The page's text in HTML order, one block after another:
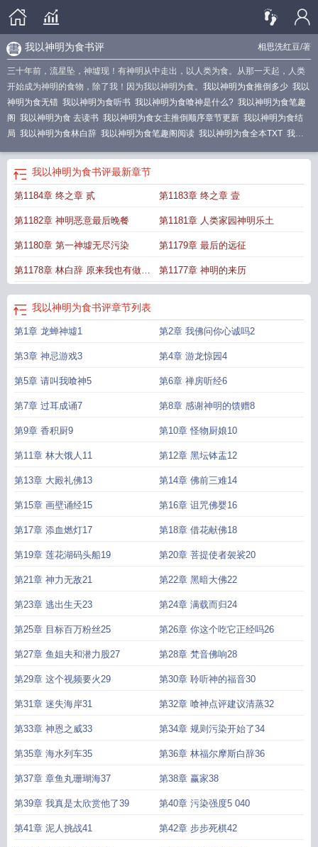
相思洗红豆/著
我以神明为食书评
三十年前，流星坠，神墟现！有神明从中走出，以人类为食。从那一天起，人类
开始成为神明的食物，除了我！因为我以神明为食。 我以神明为食推倒多少 我以
神明为食无错 我以神明为食听书 我以神明为食喰神是什么? 我以神明为食笔趣
阁 我以神明为食 去读书 我以神明为食女主推倒顺序章节更新 我以神明为食结
局 我以神明为食林白辞 我以神明为食笔趣阁阅读 我以神明为食全本TXT 我以
为食TXT
我以神明为食TXT八零 我以神明为食全文免费阅读
观看
豆我以神明为食最新章节无弹窗 我以神明为食免费阅读完整版
明为食几个女主 我以神明为食起点 我以神明为食古晴香被吃了吗 我以神明为食
古晴香真实身份我以神明为食书评 我以神明为食女主详细介绍
版我以神明为食加料版我以神明为食八一中文网 我以神明为食全文
阁我以神明为食最新我以神明为食有声
为食无错字精校版我与神明画押赌你心动一刹我以神明为食几个女主角我以神
明为食在哪个软件我以神明为食免费阅读我以神明为食怎么评价
百科我以神明为食精校版 我以神明为食推倒女主我以神明为食等级划分
映真一血在第几章我代神明行走人间免费阅读我以神明为食怎么样
食TXT百度
我以神明为食古晴香身份 我以神明为食TXT免费 我以神明为食金映
为食起点中文网我以神明为食百度TXT 我以神明为食百度百科
食TXT奇书网 我以神明为食先说几个女主角我以神明为食精校版TXT
为食漫画叫什么名字 我以神明为食有女主吗我以神明为食相思洗红豆
以神明为食原名我以神明为食男主几个老婆我以神明为食无防盗
第93章我以神明为食在线阅读 我以神明为食无错版 我以神明为食笔趣阁免费阅
大结局我以神明为食免费我以神明为食作者相思洗红豆我以神明为食后记
神明为食无限网我以神明为食去读书 我以神明为食TXT完整版
角能力
我以神明为食书评最新章节
第1184章 终之章 贰 第1183章 终之章 壹
第1182章 神明恶意最后晚餐 第1181章 人类家园神明乐土
第1180章 第一神墟无尽污染 第1179章 最后的远征
第1178章 林白辞 原来我也有做渣
男的潜质呀
第1177章 神明的来历
我以神明为食书评章节列表
第1章 龙蝉神墟1 第2章 我佛问你心诚吗2
第3章 神忌游戏3 第4章 游龙惊园4
第5章 请叫我喰神5 第6章 禅房听经6
第7章 过耳成诵7 第8章 感谢神明的馈赠8
第9章 香积厨9 第10章 怪物厨娘10
第11章 林大饿人11 第12章 黑坛钵盂12
第13章 大殿礼佛13 第14章 佛前三难14
第15章 画壁诵经15 第16章 诅咒佛婴16
第17章 添血燃灯17 第18章 借花献佛18
第19章 莲花湖码头船19 第20章 菩提使者袈裟20
第21章 神力无敌21 第22章 黑暗大佛22
第23章 逃出生天23 第24章 满载而归24
第25章 目标百万粉丝25 第26章 你这个吃它正经吗26
第27章 鱼姐夫和潜力股27 第28章 梵音佛响28
第29章 这个视频要火29 第30章 聆听神的福音30
第31章 迷失海岸31 第32章 喰神点评建议清蒸32
第33章 神恩之威33 第34章 规则污染开始了34
第35章 海水列车35 第36章 林福尔摩斯白辞36
第37章 章鱼丸珊瑚海37 第38章 赢家38
第39章 我真是太欣赏他了39 第40章 污染强度5 040
第41章 泥人挑战41 第42章 步步死棋42